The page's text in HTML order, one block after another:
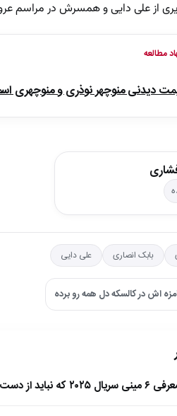
از علی دایی و همسرش در مراسم
مطالعه
دیدنی منوچهر نوذری و منوچهری
بابک انصاری علی دایی
اش در کالسکه دل همه رو برده
سریال ۲۰۲۵ که نباید از دست بدهید!